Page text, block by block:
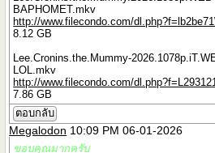
BAPHOMET.mkv
http://www.filecondo.com/
8.12 GB
Lee.Cronins.the.Mummy-
LOL.mkv
http://www.filecondo.com/
7.86 GB
ตอบกลับ
Megalodon 10:09 PM 06-01-2026
ขอบคุณมากครับ